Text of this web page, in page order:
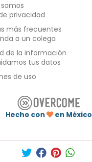
privacidad
más frecuentes
a un colega
de la información
tus datos
de uso
Hecho con
en México